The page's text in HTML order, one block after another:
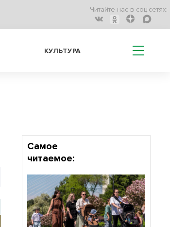
Читайте нас в соц.сетях:
КУЛЬТУРА
Самое
читаемое: